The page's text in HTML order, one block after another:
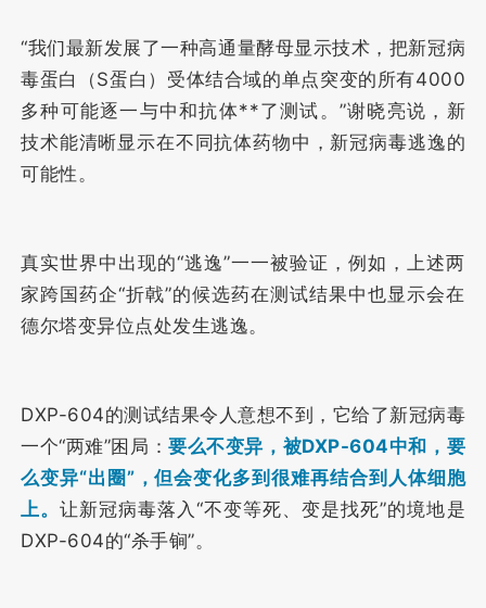
“我们最新发展了一种高通量酵母显示技术，把新冠病
毒蛋白（S蛋白）受体结合域的单点突变的所有4000
多种可能逐一与中和抗体**了测试。”谢晓亮说，新
技术能清晰显示在不同抗体药物中，新冠病毒逃逸的
可能性。
真实世界中出现的“逃逸”一一被验证，例如，上述两
家跨国药企“折戟”的候选药在测试结果中也显示会在
德尔塔变异位点处发生逃逸。
DXP-604的测试结果令人意想不到，它给了新冠病毒
一个“两难”困局：要么不变异，被DXP-604中和，要
么变异“出圈”，但会变化多到很难再结合到人体细胞
上。让新冠病毒落入“不变等死、变是找死”的境地是
DXP-604的“杀手锏”。